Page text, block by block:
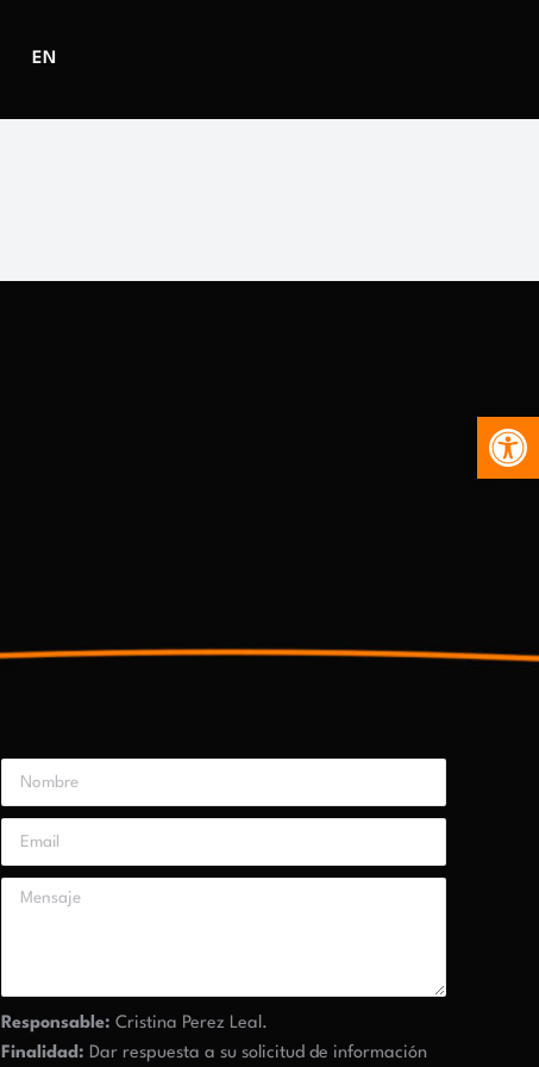
EN
Responsable: Cristina Perez Leal.
Finalidad: Dar respuesta a su solicitud de información